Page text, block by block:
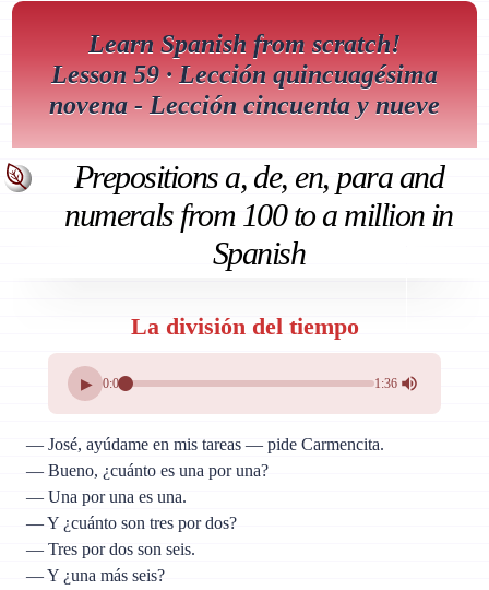
Learn Spanish from scratch!
Lesson 59 · Lección quincuagésima
novena - Lección cincuenta y nueve
Prepositions a, de, en, para and
numerals from 100 to a million in
Spanish
La división del tiempo
▶ 0:00 1:36
— José, ayúdame en mis tareas — pide Carmencita.
— Bueno, ¿cuánto es una por una?
— Una por una es una.
— Y ¿cuánto son tres por dos?
— Tres por dos son seis.
— Y ¿una más seis?